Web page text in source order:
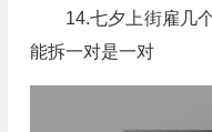
14.七夕上街雇几
能拆一对是一对